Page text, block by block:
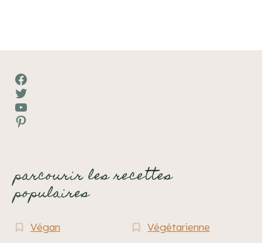
Facebook
Twitter
YouTube
Pinterest
parcourir les recettes
populaires
Végan
Végétarienne